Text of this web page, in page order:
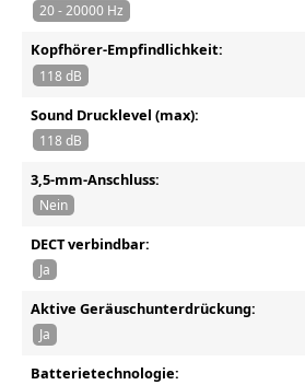
20 - 20000 Hz
Kopfhörer-Empfindlichkeit:
118 dB
Sound Drucklevel (max):
118 dB
3,5-mm-Anschluss:
Nein
DECT verbindbar:
Ja
Aktive Geräuschunterdrückung:
Ja
Batterietechnologie: